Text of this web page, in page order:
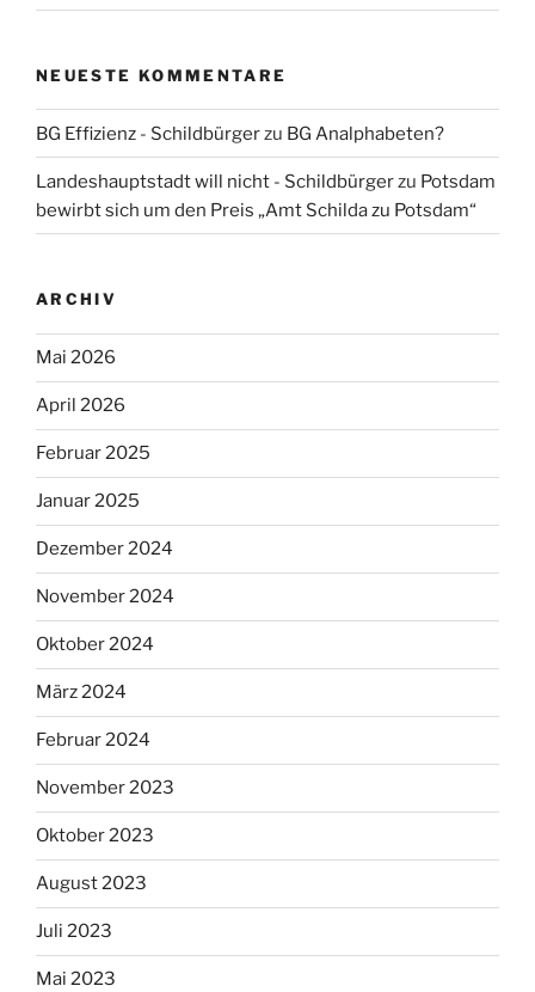
NEUESTE KOMMENTARE
BG Effizienz - Schildbürgerzu BG Analphabeten?
Landeshauptstadt will nicht - Schildbürgerzu Potsdam
bewirbt sich um den Preis „Amt Schilda zu Potsdam“
ARCHIV
Mai 2026
April 2026
Februar 2025
Januar 2025
Dezember 2024
November 2024
Oktober 2024
März 2024
Februar 2024
November 2023
Oktober 2023
August 2023
Juli 2023
Mai 2023